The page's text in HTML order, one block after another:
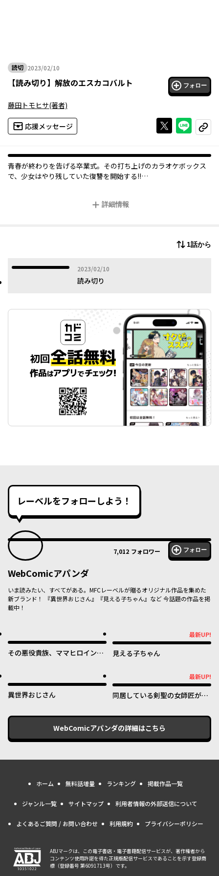
読切 2023/02/10
2023年02月10日
【読み切り】 解放のエスカコバルト フォロー
藤田トモヒサ(著者)
応援メッセージ Xで投稿する
ライン
コピー
青春が終わりを告げる卒業式。その打ち上げのカラオケボックス
で、少女はやり残していた復讐を開始する――!!
詳細情報
1話から
2023/02/10
2023年02月10日
読み切り
レーベルをフォローしよう！
7,012 フォロワー フォロー
WebComicアパンダ
いま読みたい、すべてがある。MFCレーベルが贈るオリジナル作品を集めた
新ブランド！ 『異世界おじさん』『見える子ちゃん』など 今話題の作品を掲
載中！
その悪役貴族、ママヒロインが
くる～
最新UP!
見える子ちゃん
異世界おじさん
最新UP!
同居している剣聖の女師匠が可
WebComicアパンダの詳細はこちら
ホーム 無料話増量 ランキング 掲載作品一覧
ジャンル一覧 サイトマップ 利用者情報の外部送信について
よくあるご質問 / お問い合わせ 利用規約 プライバシーポリシー
ABJマークは、この電子書店・電子書籍配信サービスが、著作権者から
コンテンツ使用許諾を得た正規版配信サービスであることを示す登録商
標（登録番号 第6091713号）です。